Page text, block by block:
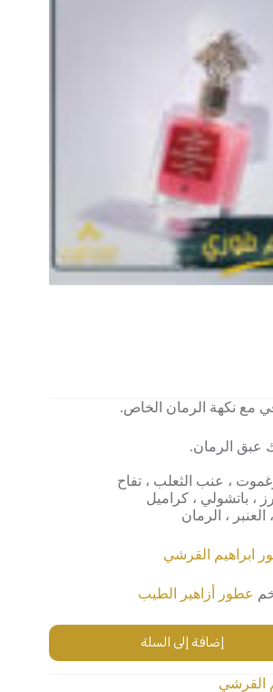
مع نكهة الرمان الخاص.
عبق الرمان.
، عنب الثعلب ، تفاح
، باتشولي ، كراميل
، الرمان
ابراهيم القرشي
عطور أزاهير الطيب
إضافة إلى السلة
القرشي